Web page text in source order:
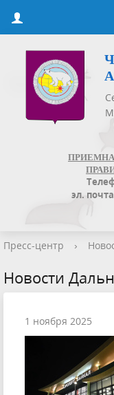
эл. почта
Пресс-центр ›
Новости
1 ноября 2025